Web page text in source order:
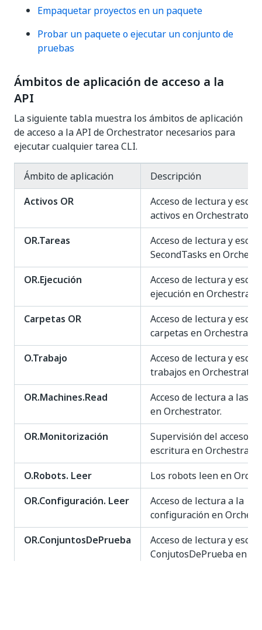
Empaquetar proyectos en un paquete
Probar un paquete o ejecutar un conjunto de
pruebas
Ámbitos de aplicación de acceso a la
API
La siguiente tabla muestra los ámbitos de aplicación
de acceso a la API de Orchestrator necesarios para
ejecutar cualquier tarea CLI.
Ámbito de aplicación
Descripción
Activos OR
Acceso de lectura y
activos en Orchestrator.
OR.Tareas
Acceso de lectura y
SecondTasks en
OR.Ejecución
Acceso de lectura y
ejecución en
Carpetas OR
Acceso de lectura y
carpetas en Orchestrator.
O.Trabajo
Acceso de lectura y
trabajos en Orchestrator.
OR.Machines.Read
Acceso de lectura a las
en Orchestrator.
OR.Monitorización
Supervisión del acceso
escritura en
O.Robots. Leer
Los robots leen en
OR.Configuración. Leer
Acceso de lectura a la
configuración en
OR.ConjuntosDePrueba
Acceso de lectura y
ConjutosDePrueba en